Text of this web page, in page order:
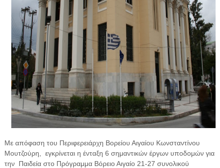
Με απόφαση του Περιφερειάρχη Βορείου Αιγαίου Κωνσταντίνου
Μουτζούρη, εγκρίνεται η ένταξη 6 σημαντικών έργων υποδομών για
την Παιδεία στο Πρόγραμμα Βόρειο Αιγαίο 21-27 συνολικού